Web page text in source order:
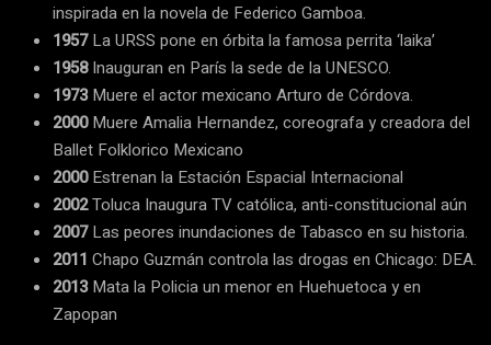
inspirada en la novela de Federico Gamboa.
1957La URSS pone en órbita la famosa perrita ‘laika’
1958Inauguran en París la sede de la UNESCO.
1973Muere el actor mexicano Arturo de Córdova.
2000Muere Amalia Hernandez, coreografa y creadora del
Ballet Folklorico Mexicano
2000Estrenan la Estación Espacial Internacional
2002Toluca Inaugura TV católica, anti-constitucional aún
2007Las peores inundaciones de Tabasco en su historia.
2011 Chapo Guzmán controla las drogas en Chicago: DEA.
2013Mata la Policia un menor en Huehuetoca y en
Zapopan